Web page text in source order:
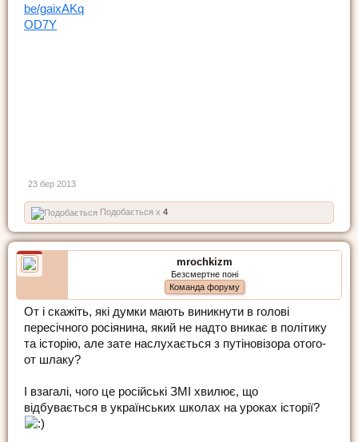
be/gaixAKq
OD7Y
23 бер 2013
Подобається x 4
mrochkizm
Безсмертне поні
Команда форуму
От і скажіть, які думки мають виникнути в голові
пересічного росіянина, який не надто вникає в політику
та історію, але зате наслухається з путіновізора отого-
от шлаку?
І взагалі, чого це російські ЗМІ хвилює, що
відбувається в українських школах на уроках історії?